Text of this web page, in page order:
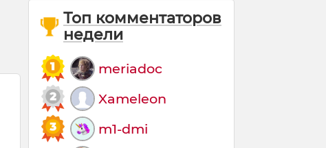
Топ комментаторов
недели
meriadoc
Xameleon
m1-dmi